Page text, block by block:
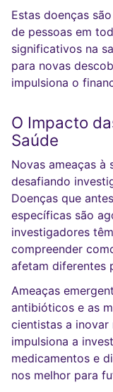
Estas doenças
de pessoas em
significativos na
para novas
impulsiona o
O Impacto
Saúde
Novas ameaças à
desafiando
Doenças que
específicas são
investigadores
compreender
afetam diferentes
Ameaças
antibióticos e as
cientistas a inovar
impulsiona a
medicamentos e
nos melhor para